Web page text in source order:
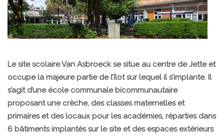
Le site scolaire Van Asbroeck se situe au centre de Jette et
occupe la majeure partie de l’îlot sur lequel il s’implante. Il
s’agit d’une école communale bicommunautaire
proposant une crèche, des classes maternelles et
primaires et des locaux pour les académies, réparties dans
6 bâtiments implantés sur le site et des espaces extérieurs